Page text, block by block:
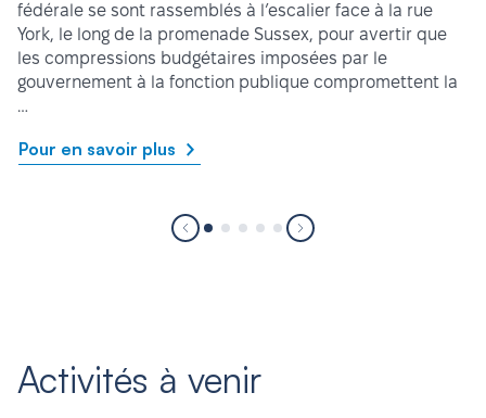
fédérale se sont rassemblés à l’escalier face à la rue
York, le long de la promenade Sussex, pour avertir que
les compressions budgétaires imposées par le
gouvernement à la fonction publique compromettent la
…
Pour en savoir plus
Activités à venir